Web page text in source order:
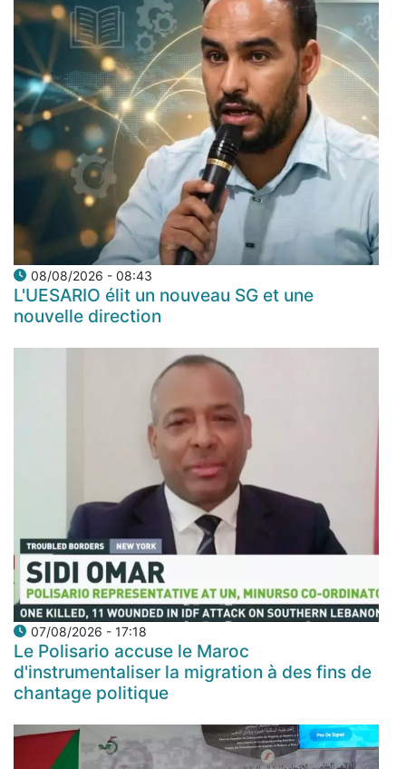
08/08/2026 - 08:43
L'UESARIO élit un nouveau SG et une
nouvelle direction
07/08/2026 - 17:18
Le Polisario accuse le Maroc
d'instrumentaliser la migration à des fins de
chantage politique